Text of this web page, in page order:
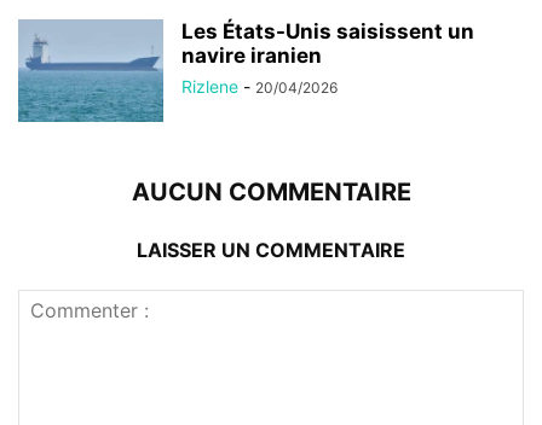
Les États-Unis saisissent un
navire iranien
Rizlene - 20/04/2026
AUCUN COMMENTAIRE
LAISSER UN COMMENTAIRE